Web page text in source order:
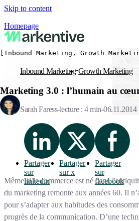
Skip to content
Homepage
[Inbound Marketing, Growth
Inbound Marketing Growth Marketing
Marketing 3.0 : l’humain au
Sarah Faress lecture : 4 min 06.11.2014
Partager
sur
linkedin
Partager
sur x
Partager
sur
facebook
Même si le commerce est né dans
du marketing remonte aux années 60. Il
pour s’adapter aux habitudes des
progrès de la communication. D’une